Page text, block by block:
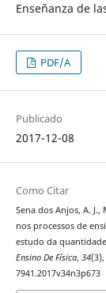
Enseñanza de
PDF/A
Publicado
2017-12-08
Como Citar
Sena dos Anjos, A.
nos processos de
estudo da
Ensino De Física, 34
7941.2017v34n3p673